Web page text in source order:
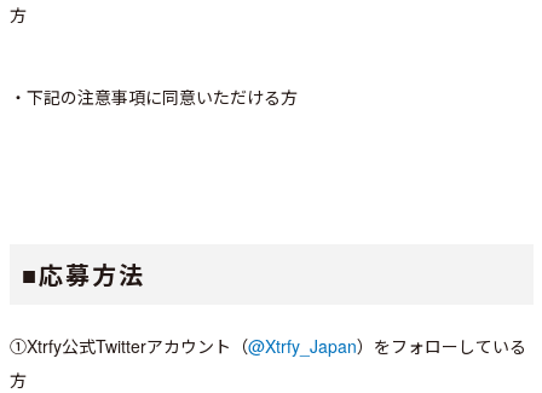
方
・下記の注意事項に同意いただける方
■応募方法
①Xtrfy公式Twitterアカウント（@Xtrfy_Japan）をフォローしている
方